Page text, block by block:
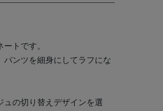
トです。
パンツを細身にしてラフにな
の切り替えデザインを選